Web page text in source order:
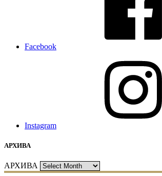
Facebook
Instagram
АРХИВА
АРХИВА